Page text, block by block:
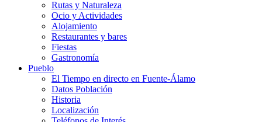
Rutas y Naturaleza
Ocio y Actividades
Alojamiento
Restaurantes y bares
Fiestas
Gastronomía
Pueblo
El Tiempo en directo en Fuente-Álamo
Datos Población
Historia
Localización